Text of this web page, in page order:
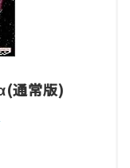
通常版)